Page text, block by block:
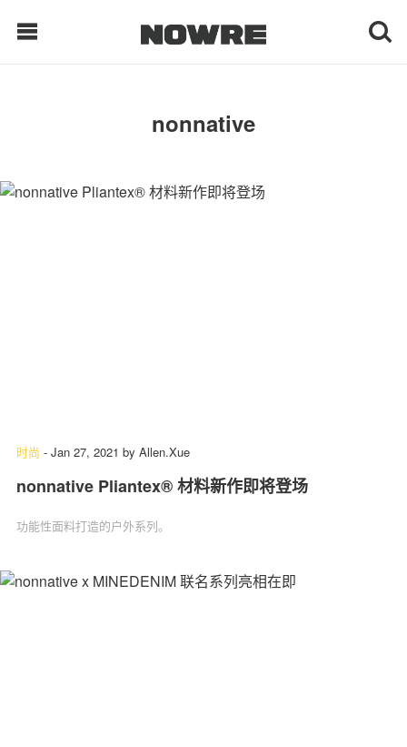
每日鲜榨
现客视点
nonnative
时尚 - Jan 27, 2021 by Allen.Xue
nonnative Pliantex®︎ 材料新作即将登场
功能性面料打造的户外系列。